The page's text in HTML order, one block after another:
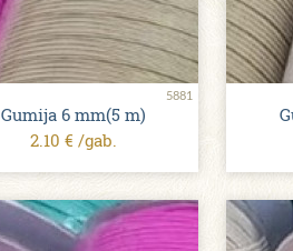
5881
Gumija 6 mm(5 m)
2.10 € /gab.